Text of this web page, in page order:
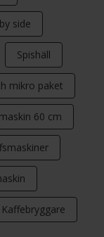
side
Spishäll
mikro paket
60 cm
Kaffebryggare